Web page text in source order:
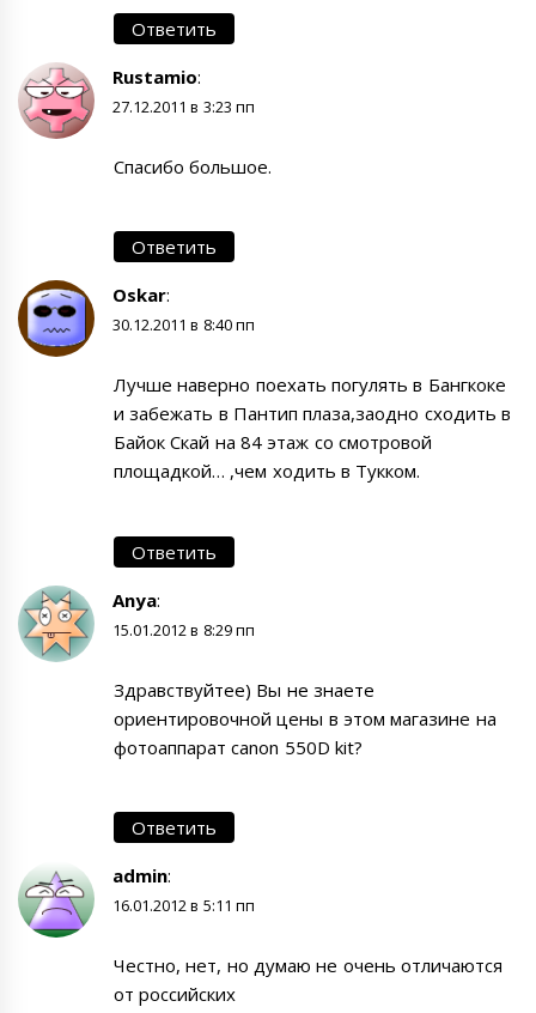
Ответить
Rustamio:
27.12.2011 в 3:23 пп
Спасибо большое.
Ответить
Oskar:
30.12.2011 в 8:40 пп
Лучше наверно поехать погулять в Бангкоке
и забежать в Пантип плаза,заодно сходить в
Байок Скай на 84 этаж со смотровой
площадкой… ,чем ходить в Тукком.
Ответить
Anya:
15.01.2012 в 8:29 пп
Здравствуйтее) Вы не знаете
ориентировочной цены в этом магазине на
фотоаппарат canon 550D kit?
Ответить
admin:
16.01.2012 в 5:11 пп
Честно, нет, но думаю не очень отличаются
от российских